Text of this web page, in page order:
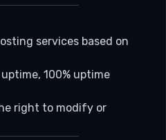
services based on
100% uptime
right to modify or